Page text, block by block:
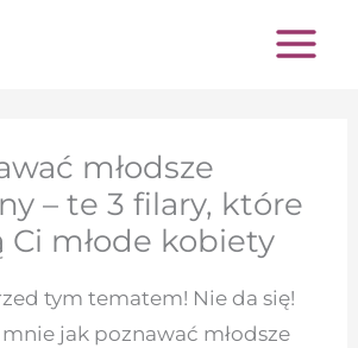
młodsze
– te 3 filary, które
Ci młode kobiety
tym tematem! Nie da się!
jak poznawać młodsze